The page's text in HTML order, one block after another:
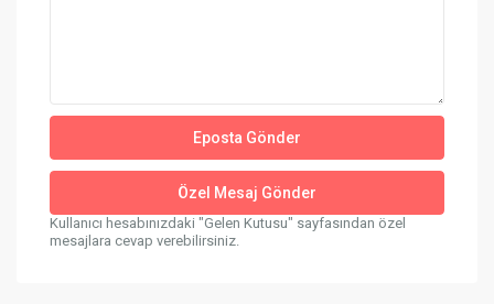
Kullanıcı hesabınızdaki "Gelen Kutusu" sayfasından özel
mesajlara cevap verebilirsiniz.